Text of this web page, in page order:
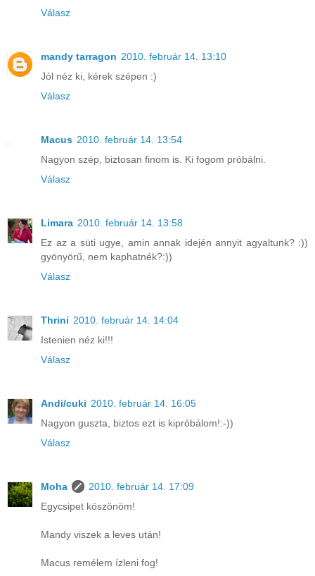
Válasz
mandy tarragon 2010. február 14. 13:10
Jól néz ki, kérek szépen :)
Válasz
Macus 2010. február 14. 13:54
Nagyon szép, biztosan finom is. Ki fogom próbálni.
Válasz
Limara 2010. február 14. 13:58
Ez az a süti ugye, amin annak idején annyit agyaltunk? :))
gyönyörű, nem kaphatnék?:))
Válasz
Thrini 2010. február 14. 14:04
Istenien néz ki!!!
Válasz
Andi/cuki 2010. február 14. 16:05
Nagyon guszta, biztos ezt is kipróbálom!:-))
Válasz
Moha
2010. február 14. 17:09
Egycsipet köszönöm!
Mandy viszek a leves után!
Macus remélem ízleni fog!